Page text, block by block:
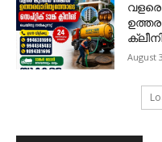
August